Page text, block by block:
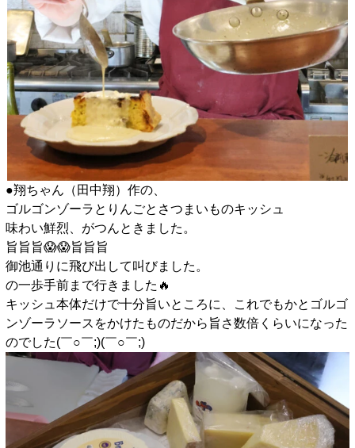
●翔ちゃん（田中翔）作の、
ゴルゴンゾーラとりんごとさつまいものキッシュ
味わい鮮烈、がつんときました。
旨旨旨😱😱旨旨旨
御池通りに飛び出して叫びました。
の一歩手前まで行きました🔥
キッシュ本体だけで十分旨いところに、これでもかとゴルゴ
ンゾーラソースをかけたものだから旨さ数倍くらいになった
のでした(￣○￣;)(￣○￣;)